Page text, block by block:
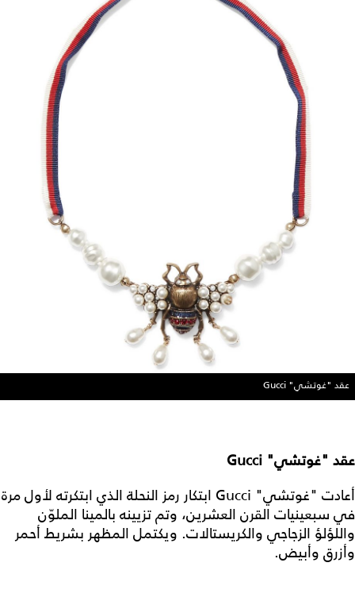
عقد "غوتشي" Gucci
عقد "غوتشي" Gucci
أعادت "غوتشي" Gucci ابتكار رمز النحلة الذي ابتكرته لأول مرة
في سبعينيات القرن العشرين، وتم تزيينه بالمينا الملوّن
واللؤلؤ الزجاجي والكريستالات. ويكتمل المظهر بشريط أحمر
وأزرق وأبيض.